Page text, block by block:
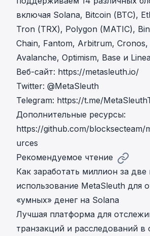
включая Solana, Bitcoin (BTC),
Tron (TRX), Polygon (MATIC),
Chain, Fantom, Arbitrum,
Avalanche, Optimism, Base и
Веб-сайт: https://metasleuth.io/
Twitter: @MetaSleuth
Telegram: https://t.me/
Дополнительные ресурсы:
https://github.com/blocksecteam/
urces
Рекомендуемое чтение
Как заработать миллион за
использование MetaSleuth для
«умных» денег на Solana
Лучшая платформа для
транзакций и расследований в